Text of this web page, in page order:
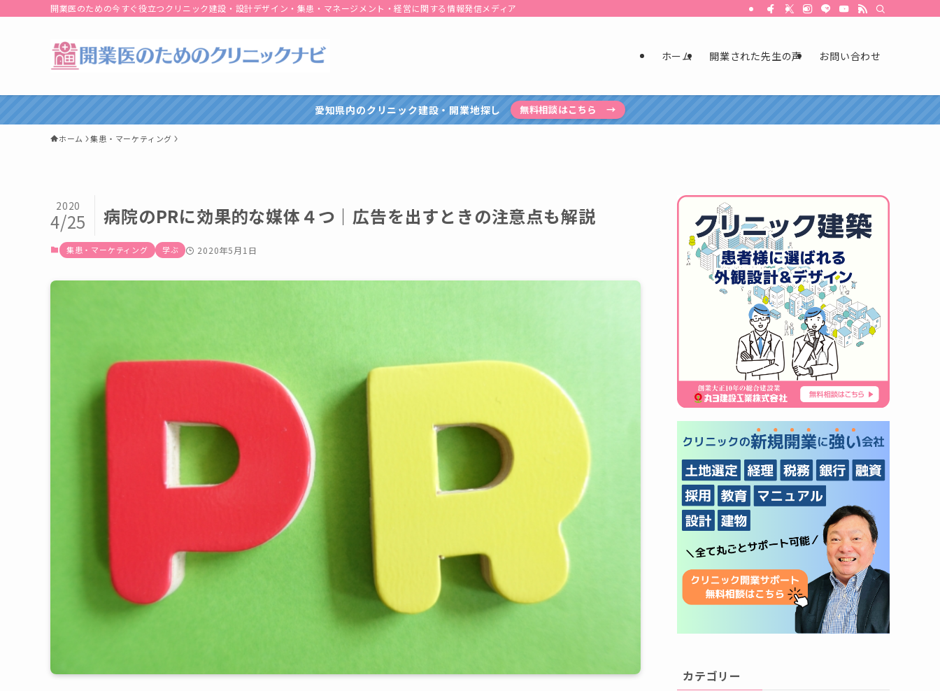
開業医のための今すぐ役立つクリニック建設・設計デザイン・集患・マネージメント・経営に関する情報発信メディア
ホーム 開業された先生の声 お問い合わせ
愛知県内のクリニック建設・開業地探し 無料相談はこちら →
ホーム 集患・マーケティング
病院のPRに効果的な媒体４つ｜広告を出すときの注意点も解説
2020
4/25
集患・マーケティング 学ぶ 2020年5月1日
カテゴリー